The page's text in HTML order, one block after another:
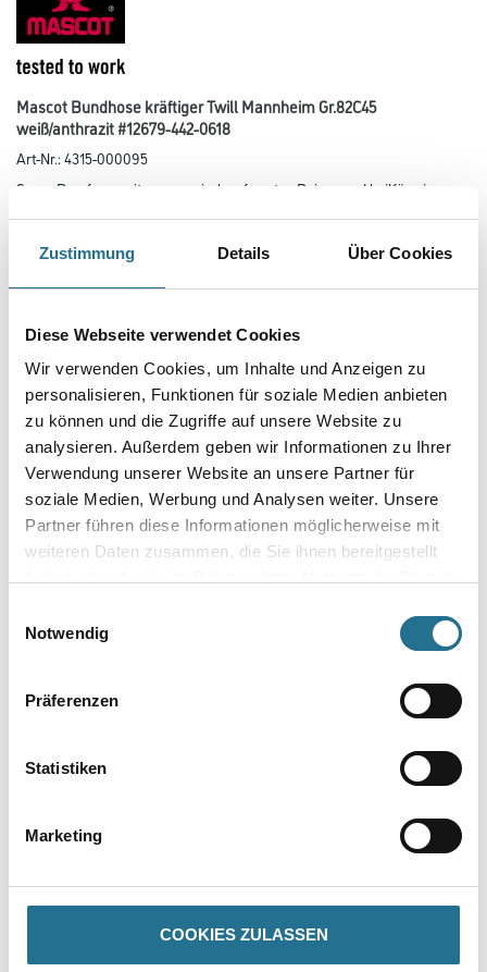
Zustimmung Details Über Cookies
Diese Webseite verwendet Cookies
Wir verwenden Cookies, um Inhalte und Anzeigen zu
personalisieren, Funktionen für soziale Medien anbieten
zu können und die Zugriffe auf unsere Website zu
analysieren. Außerdem geben wir Informationen zu Ihrer
Verwendung unserer Website an unsere Partner für
soziale Medien, Werbung und Analysen weiter. Unsere
Partner führen diese Informationen möglicherweise mit
weiteren Daten zusammen, die Sie ihnen bereitgestellt
Notwendig
Präferenzen
Statistiken
Marketing
COOKIES ZULASSEN
Mascot Bundhose kräftiger Twill Mannheim Gr.82C45
weiß/anthrazit #12679-442-0618
Art-Nr.:4315-000095
Super Passform mit ergonomisch geformten Beinen und keilförmigen
im Schritt verlängern die Lebensdauer des Produktes.
Handytasche in der rechten Vordertasche integriert. Mit CORDURA-
Gewebe verstärkte Knietaschen, Eingriff zum Knieschutz von oben
das Umfeld mit Hilfe von Reflexeffekten. Zertifiziert
für die Verwendung zusammen mit dem MASCOT-Kniepolstertyp SHORT
oder LONG, da die Kniepolstertasche höhenverstellbar ist.
Größe
Farbtonbezeichnung
Umrechnungsfaktoren